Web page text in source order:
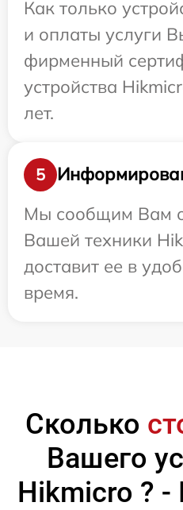
Как только
и оплаты услуги
фирменный
устройства
лет.
5
Мы сообщим Вам о
Вашей техники
доставит ее в
время.
Сколько
Вашего
Hikmicro ? -